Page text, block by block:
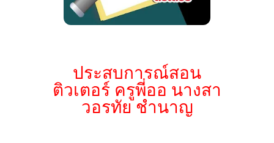
ประสบการณ์สอน
ติวเตอร์ ครูพี่ออ นางสา
วอรทัย ชำนาญ